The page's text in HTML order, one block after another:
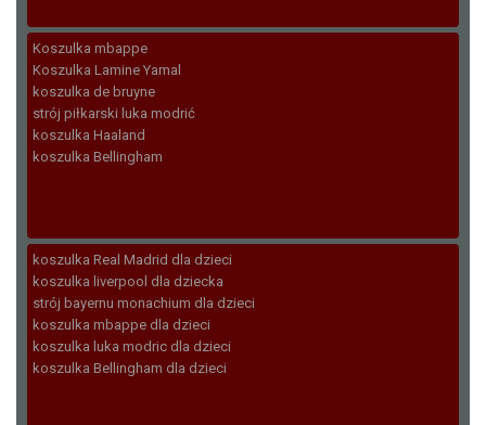
Koszulka mbappe
Koszulka Lamine Yamal
koszulka de bruyne
strój piłkarski luka modrić
koszulka Haaland
koszulka Bellingham
koszulka Real Madrid dla dzieci
koszulka liverpool dla dziecka
strój bayernu monachium dla dzieci
koszulka mbappe dla dzieci
koszulka luka modric dla dzieci
koszulka Bellingham dla dzieci